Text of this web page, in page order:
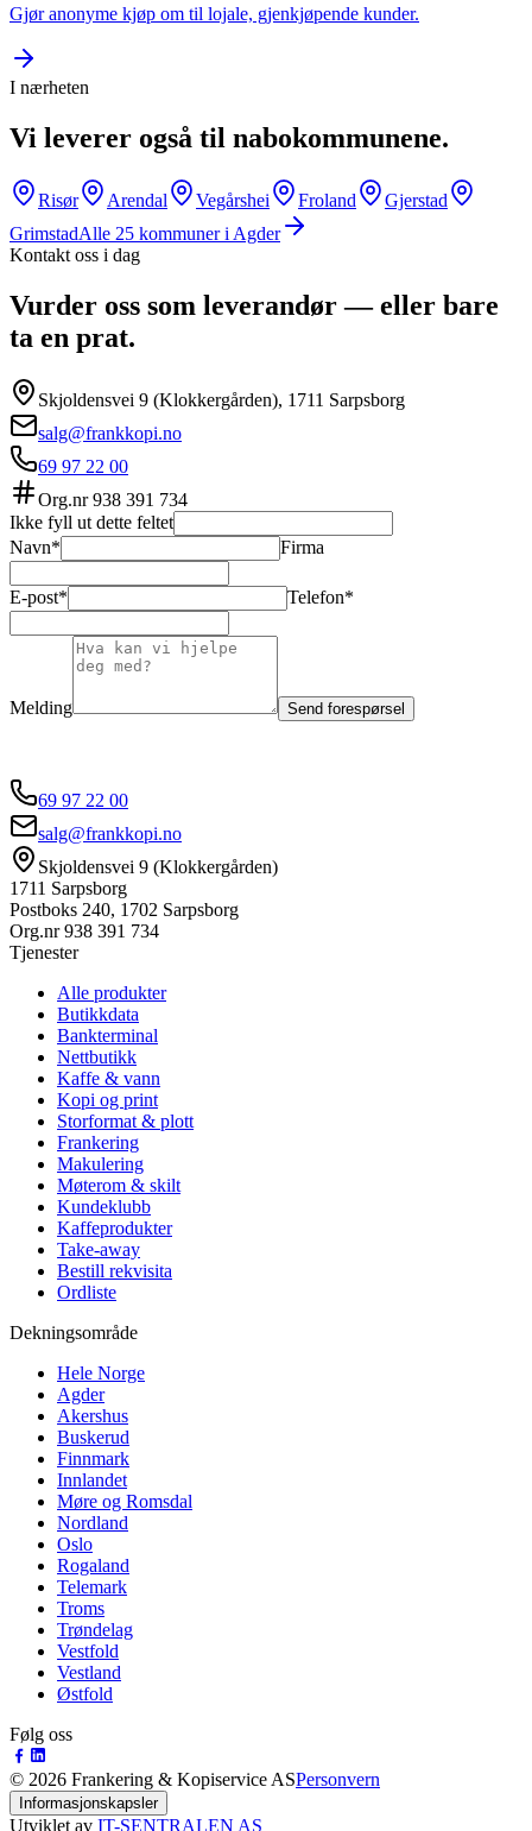
Gjør anonyme kjøp om til lojale, gjenkjøpende kunder.
I nærheten
Vi leverer også til nabokommunene.
Risør Arendal Vegårshei Froland
Gjerstad
GrimstadAlle 25 kommuner i Agder
Kontakt oss i dag
Vurder oss som leverandør — eller bare
ta en prat.
Skjoldensvei 9 (Klokkergården), 1711 Sarpsborg
salg@frankkopi.no
69 97 22 00
Org.nr938 391 734
Ikke fyll ut dette feltet
Navn*
Firma
E-post* Telefon*
Melding Send forespørsel
69 97 22 00
salg@frankkopi.no
Skjoldensvei 9 (Klokkergården)
1711 Sarpsborg
Postboks 240, 1702 Sarpsborg
Org.nr938 391 734
Tjenester
Alle produkter
Butikkdata
Bankterminal
Nettbutikk
Kaffe & vann
Kopi og print
Storformat & plott
Frankering
Makulering
Møterom & skilt
Kundeklubb
Kaffeprodukter
Take-away
Bestill rekvisita
Ordliste
Dekningsområde
Hele Norge
Agder
Akershus
Buskerud
Finnmark
Innlandet
Møre og Romsdal
Nordland
Oslo
Rogaland
Telemark
Troms
Trøndelag
Vestfold
Vestland
Østfold
Følg oss
© 2026 Frankering & Kopiservice ASPersonvern
Informasjonskapsler
Utviklet av IT-SENTRALEN AS